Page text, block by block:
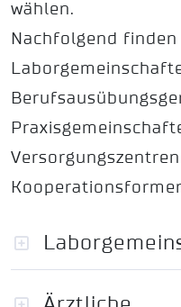
wählen.
Nachfolgend